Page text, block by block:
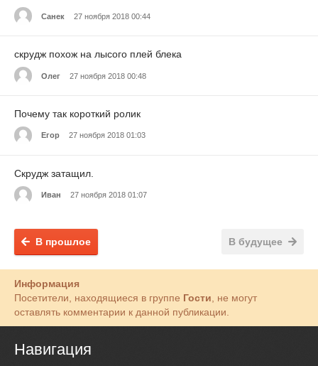
Санек 27 ноября 2018 00:44
скрудж похож на лысого плей блека
Олег 27 ноября 2018 00:48
Почему так короткий ролик
Егор 27 ноября 2018 01:03
Скрудж затащил.
Иван 27 ноября 2018 01:07
В будущее
В прошлое
Информация
Посетители, находящиеся в группе Гости , не могут
оставлять комментарии к данной публикации.
Навигация